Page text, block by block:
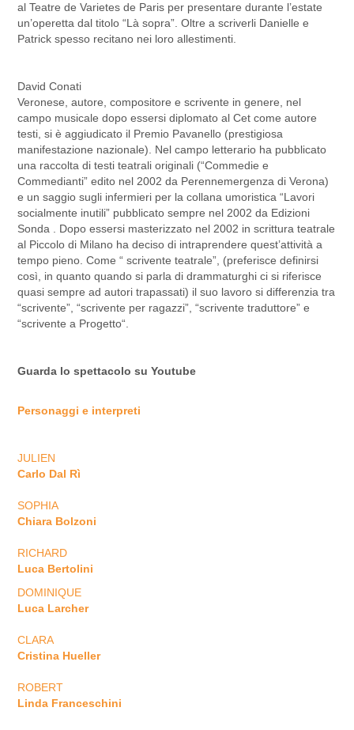
al Teatre de Varietes de Paris per presentare durante l’estate
un’operetta dal titolo “Là sopra”. Oltre a scriverli Danielle e
Patrick spesso recitano nei loro allestimenti.
David Conati
Veronese, autore, compositore e scrivente in genere, nel
campo musicale dopo essersi diplomato al Cet come autore
testi, si è aggiudicato il Premio Pavanello (prestigiosa
manifestazione nazionale). Nel campo letterario ha pubblicato
una raccolta di testi teatrali originali (“Commedie e
Commedianti” edito nel 2002 da Perennemergenza di Verona)
e un saggio sugli infermieri per la collana umoristica “Lavori
socialmente inutili” pubblicato sempre nel 2002 da Edizioni
Sonda . Dopo essersi masterizzato nel 2002 in scrittura teatrale
al Piccolo di Milano ha deciso di intraprendere quest’attività a
tempo pieno. Come “ scrivente teatrale”, (preferisce definirsi
così, in quanto quando si parla di drammaturghi ci si riferisce
quasi sempre ad autori trapassati) il suo lavoro si differenzia tra
“scrivente”, “scrivente per ragazzi”, “scrivente traduttore” e
“scrivente a Progetto“.
Guarda lo spettacolo su Youtube
Personaggi e interpreti
JULIEN
Carlo Dal Rì
SOPHIA
Chiara Bolzoni
RICHARD
Luca Bertolini
DOMINIQUE
Luca Larcher
CLARA
Cristina Hueller
ROBERT
Linda Franceschini